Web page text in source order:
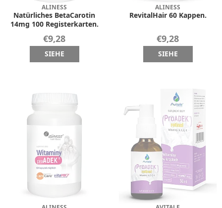
ALINESS
Natürliches BetaCarotin
14mg 100 Registerkarten.
€9,28
SIEHE
ALINESS
RevitalHair 60 Kappen.
€9,28
SIEHE